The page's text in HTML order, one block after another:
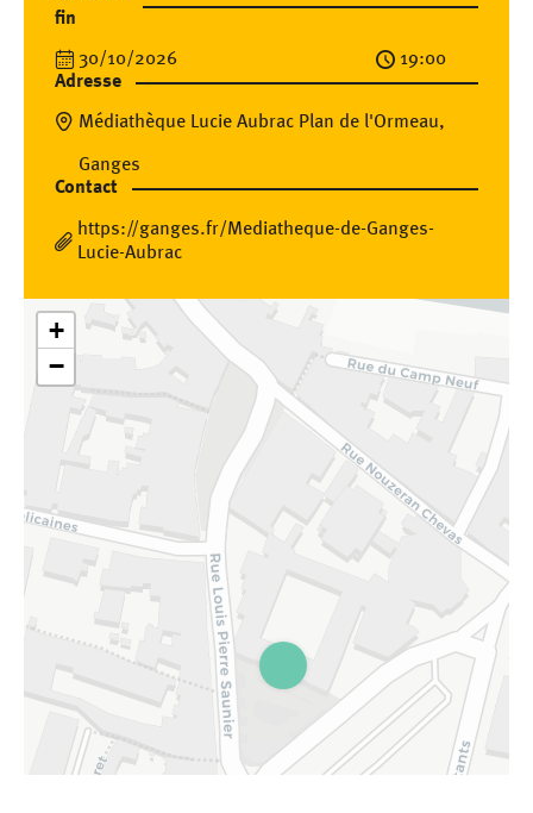
fin
30/10/2026
19:00
Adresse
Médiathèque Lucie Aubrac Plan de l'Ormeau,
Ganges
Contact
https://ganges.fr/Mediatheque-de-Ganges-
Lucie-Aubrac
+
−